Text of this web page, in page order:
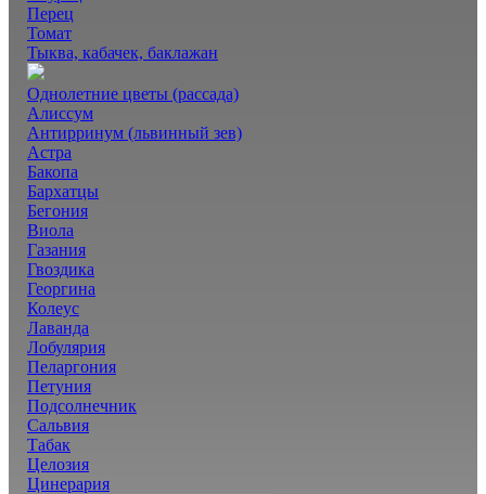
Перец
Томат
Тыква, кабачек, баклажан
Однолетние цветы (рассада)
Алиссум
Антирринум (львинный зев)
Астра
Бакопа
Бархатцы
Бегония
Виола
Газания
Гвоздика
Георгина
Колеус
Лаванда
Лобулярия
Пеларгония
Петуния
Подсолнечник
Сальвия
Табак
Целозия
Цинерария